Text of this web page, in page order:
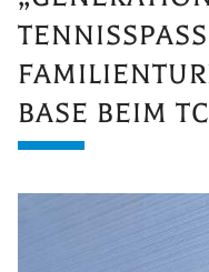
ASE BEIM TC